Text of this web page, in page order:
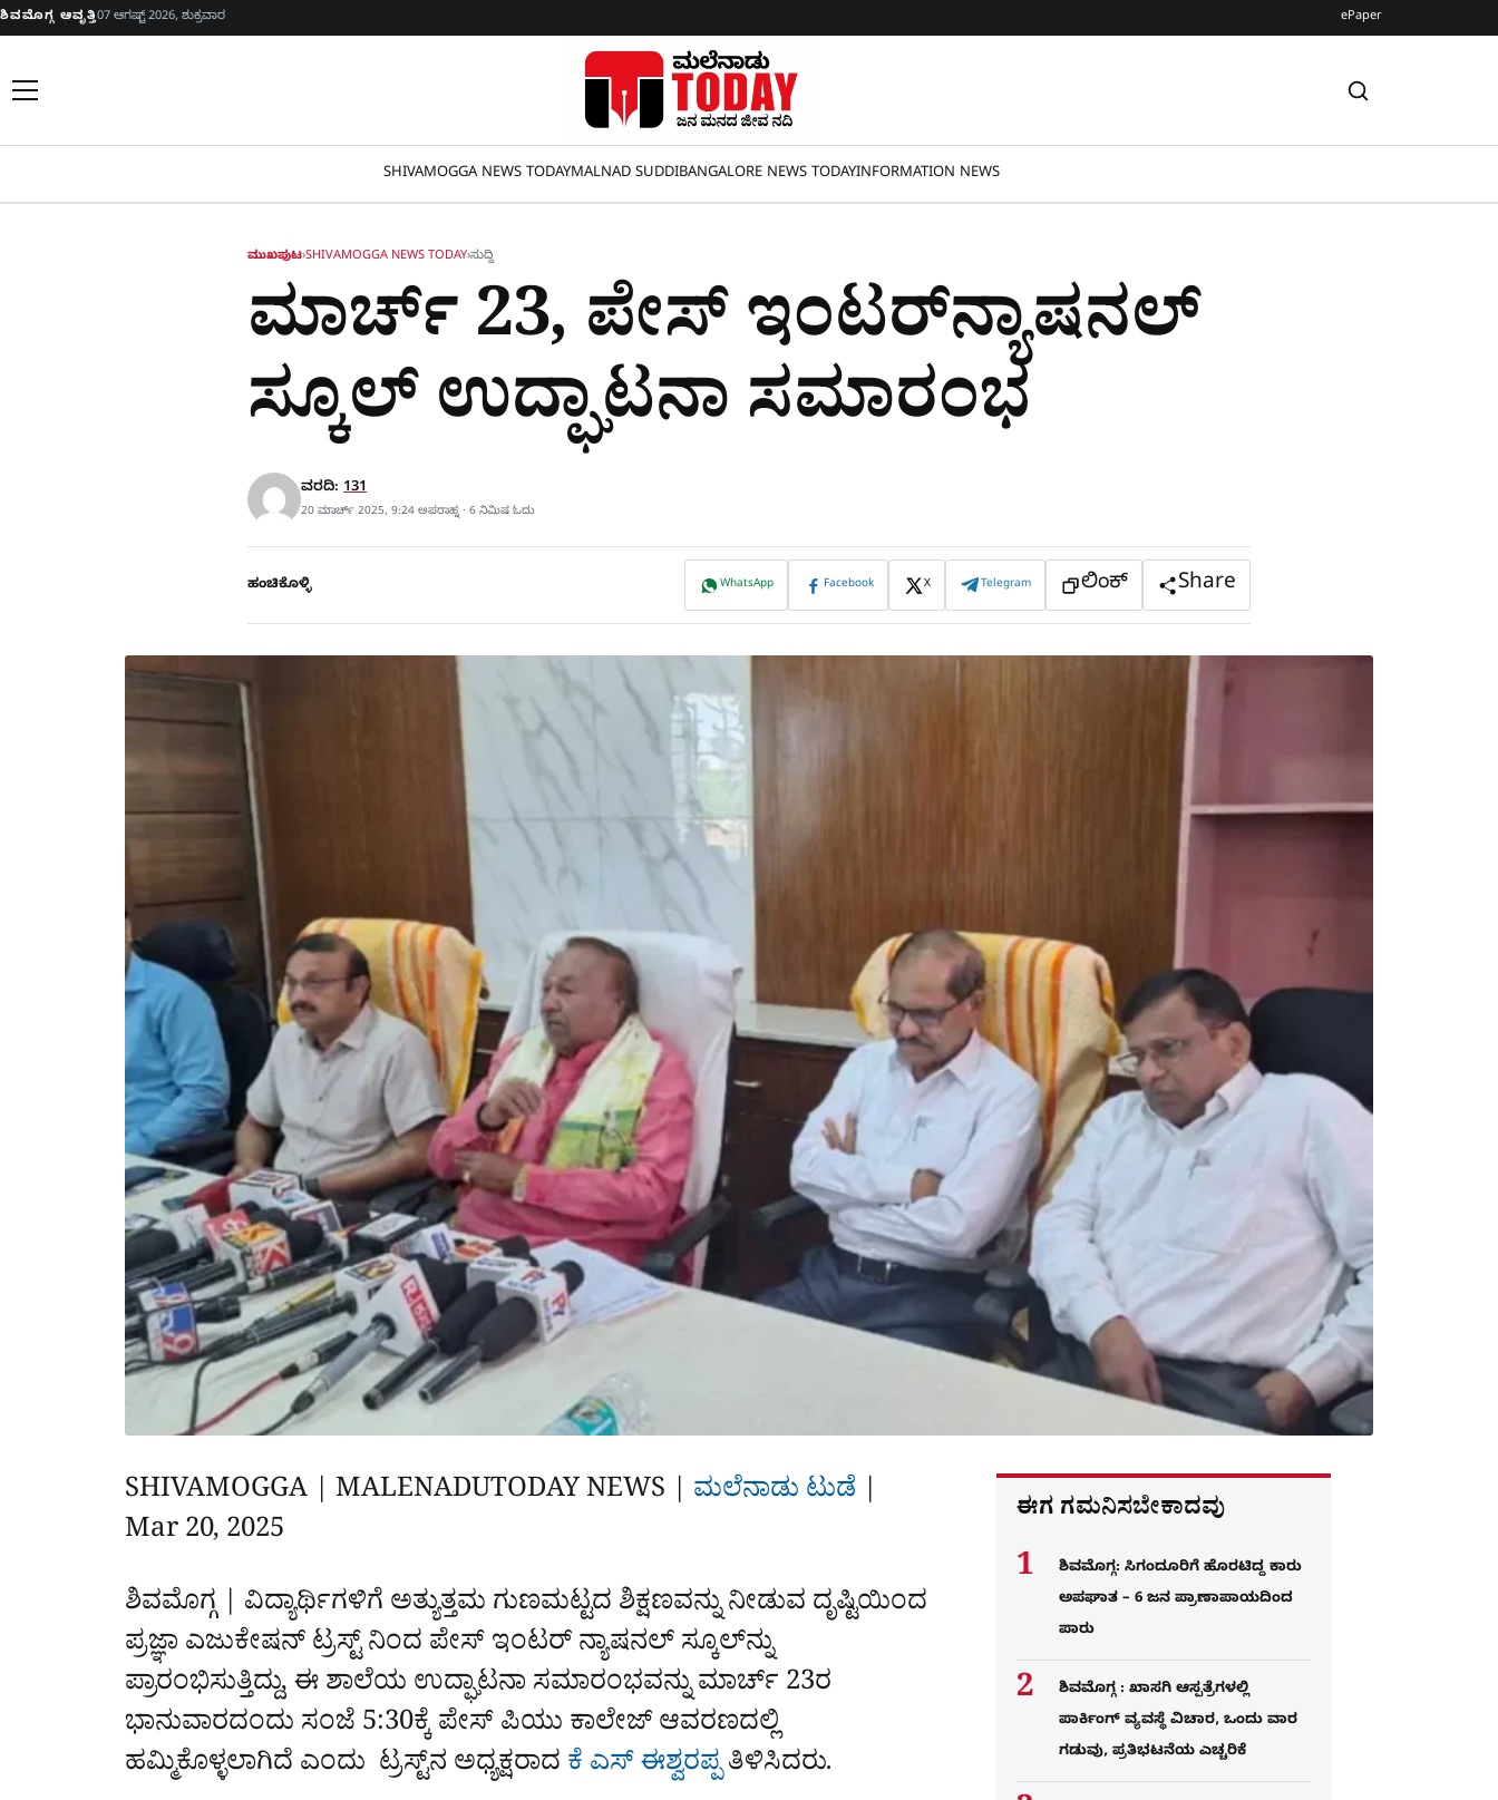
Skip to content
ಶಿವಮೊಗ್ಗ ಆವೃತ್ತಿ07 ಆಗಷ್ಟ್ 2026, ಶುಕ್ರವಾರ ePaper
SHIVAMOGGA NEWS TODAYMALNAD SUDDIBANGALORE NEWS TODAYINFORMATION NEWS
ಮುಖಪುಟ›SHIVAMOGGA NEWS TODAY›ಸುದ್ದಿ
ಮಾರ್ಚ್‌ 23, ಪೇಸ್‌ ಇಂಟರ್‌ನ್ಯಾಷನಲ್‌
ಸ್ಕೂಲ್‌ ಉದ್ಘಾಟನಾ ಸಮಾರಂಭ
ವರದಿ: 131
20 ಮಾರ್ಚ್ 2025, 9:24 ಅಪರಾಹ್ನ · 6 ನಿಮಿಷ ಓದು
ಹಂಚಿಕೊಳ್ಳಿ WhatsApp Facebook X Telegram ಲಿಂಕ್ Share
SHIVAMOGGA | MALENADUTODAY NEWS | ಮಲೆನಾಡು ಟುಡೆ |‌‌
Mar 20, 2025
ಶಿವಮೊಗ್ಗ | ವಿದ್ಯಾರ್ಥಿಗಳಿಗೆ ಅತ್ಯುತ್ತಮ ಗುಣಮಟ್ಟದ ಶಿಕ್ಷಣವನ್ನು ನೀಡುವ ದೃಷ್ಟಿಯಿಂದ
ಪ್ರಜ್ಞಾ ಎಜುಕೇಷನ್ ಟ್ರಸ್ಟ್ ನಿಂದ ಪೇಸ್ ಇಂಟ‌ರ್ ನ್ಯಾಷನಲ್ ಸ್ಕೂಲ್‌ನ್ನು
ಪ್ರಾರಂಭಿಸುತ್ತಿದ್ದು, ಈ ಶಾಲೆಯ ಉದ್ಘಾಟನಾ ಸಮಾರಂಭವನ್ನು ಮಾರ್ಚ್ 23ರ
ಭಾನುವಾರದಂದು ಸಂಜೆ 5:30ಕ್ಕೆ ಪೇಸ್‌ ಪಿಯು ಕಾಲೇಜ್‌ ಆವರಣದಲ್ಲಿ
ಹಮ್ಮಿಕೊಳ್ಳಲಾಗಿದೆ ಎಂದು ಟ್ರಸ್ಟ್‌ನ ಅಧ್ಯಕ್ಷರಾದ ಕೆ ಎಸ್‌ ಈಶ್ವರಪ್ಪತಿಳಿಸಿದರು.
ಈಗ ಗಮನಿಸಬೇಕಾದವು
ಶಿವಮೊಗ್ಗ: ಸಿಗಂದೂರಿಗೆ ಹೊರಟಿದ್ದ ಕಾರು
ಅಪಘಾತ – 6 ಜನ ಪ್ರಾಣಾಪಾಯದಿಂದ
ಪಾರು
ಶಿವಮೊಗ್ಗ : ಖಾಸಗಿ ಆಸ್ಪತ್ರೆಗಳಲ್ಲಿ
ಪಾರ್ಕಿಂಗ್​ ವ್ಯವಸ್ಥೆ ವಿಚಾರ, ಒಂದು ವಾರ
ಗಡುವು, ಪ್ರತಿಭಟನೆಯ ಎಚ್ಚರಿಕೆ